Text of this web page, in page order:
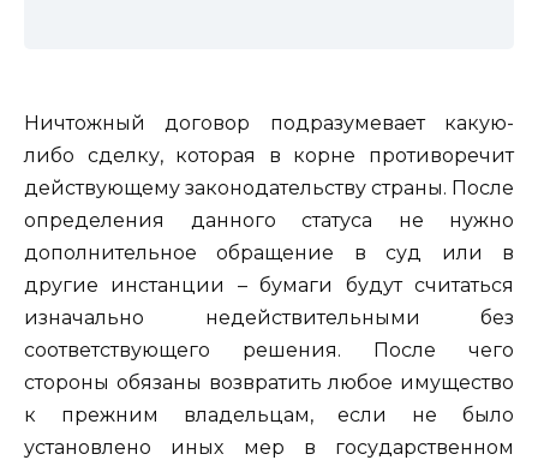
Ничтожный договор подразумевает какую-
либо сделку, которая в корне противоречит
действующему законодательству страны. После
определения данного статуса не нужно
дополнительное обращение в суд или в
другие инстанции – бумаги будут считаться
изначально недействительными без
соответствующего решения. После чего
стороны обязаны возвратить любое имущество
к прежним владельцам, если не было
установлено иных мер в государственном